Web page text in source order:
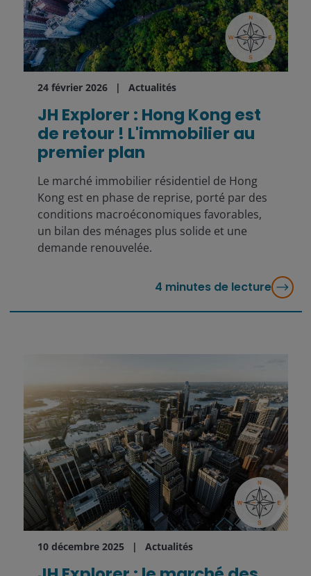
24 février 2026 Actualités
JH Explorer : Hong Kong est
de retour ! L'immobilier au
premier plan
Le marché immobilier résidentiel de Hong
Kong est en phase de reprise, porté par des
conditions macroéconomiques favorables,
un bilan des ménages plus solide et une
demande renouvelée.
4 minutes de lecture
10 décembre 2025 Actualités